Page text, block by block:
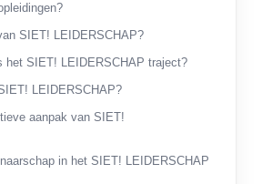
SIET! LEIDERSCHAP?
het SIET! LEIDERSCHAP traject?
LEIDERSCHAP?
aanpak van SIET!
in het SIET! LEIDERSCHAP